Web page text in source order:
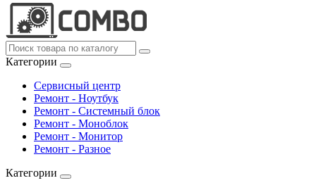
Категории
Сервисный центр
Ремонт - Ноутбук
Ремонт - Системный блок
Ремонт - Моноблок
Ремонт - Монитор
Ремонт - Разное
Категории